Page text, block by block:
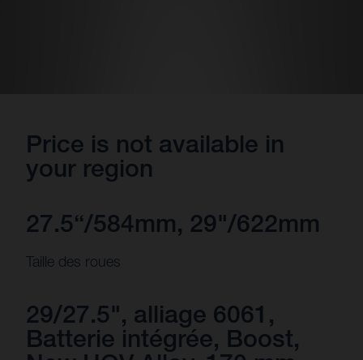
Price is not available in
your region
27.5“/584mm, 29"/622mm
Taille des roues
29/27.5", alliage 6061,
Batterie intégrée, Boost,